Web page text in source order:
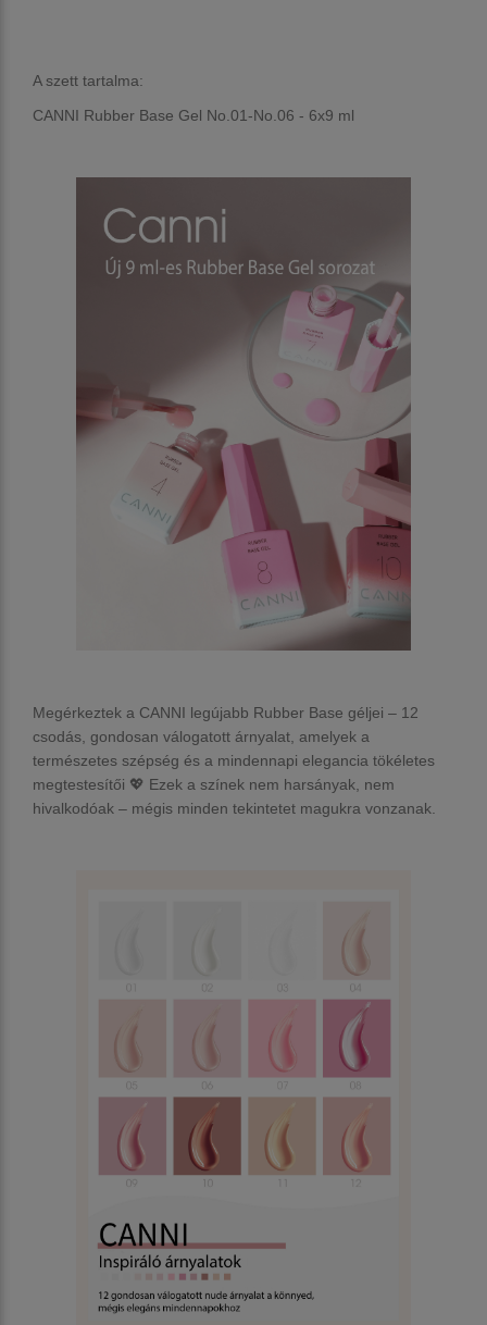
A szett tartalma:
CANNI Rubber Base Gel No.01-No.06 - 6x9 ml
Megérkeztek a CANNI legújabb Rubber Base géljei – 12
csodás, gondosan válogatott árnyalat, amelyek a
természetes szépség és a mindennapi elegancia tökéletes
megtestesítői 💖 Ezek a színek nem harsányak, nem
hivalkodóak – mégis minden tekintetet magukra vonzanak.